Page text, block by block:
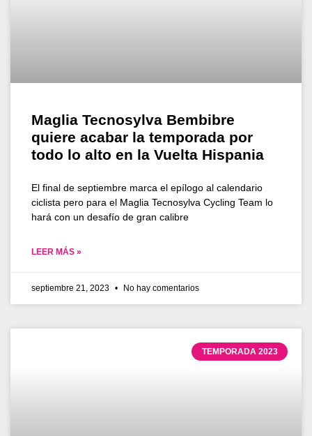
Maglia Tecnosylva Bembibre
quiere acabar la temporada por
todo lo alto en la Vuelta Hispania
El final de septiembre marca el epílogo al calendario
ciclista pero para el Maglia Tecnosylva Cycling Team lo
hará con un desafío de gran calibre
LEER MÁS »
septiembre 21, 2023 No hay comentarios
TEMPORADA 2023